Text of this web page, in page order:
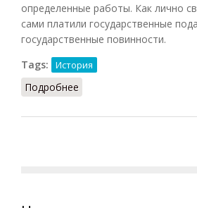
определенные работы. Как лично
сами платили государственные
государственные повинности.
Tags:
История
Подробнее